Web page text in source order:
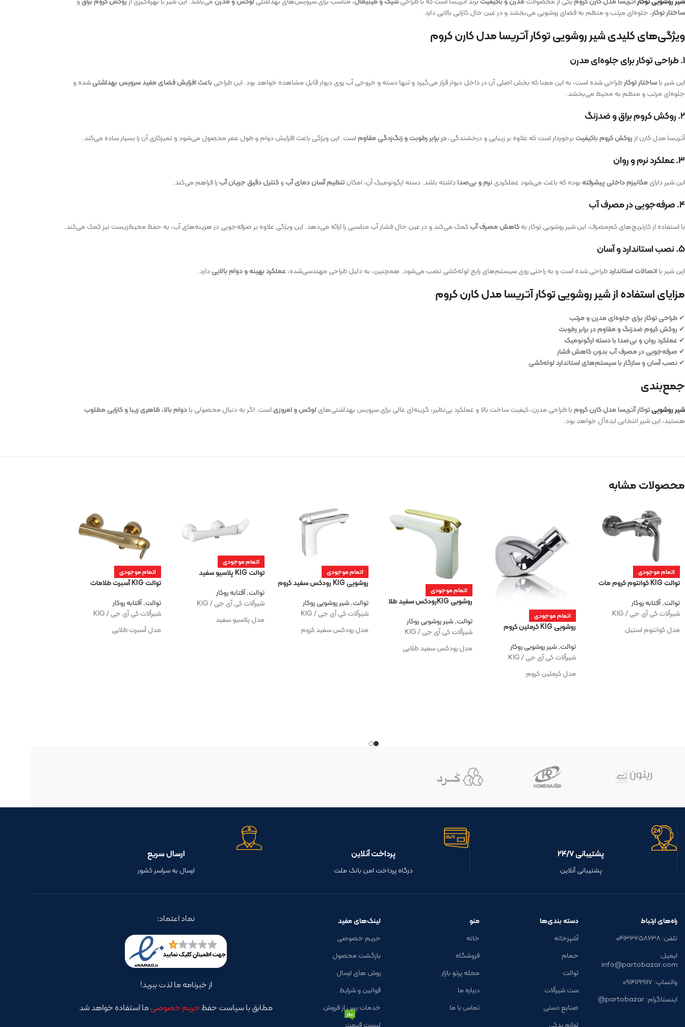
ساختار توکار، جلوه‌ای مرتب و منظم به فضای روشویی می‌بخشد و در عین حال کارایی بالایی دارد.
ویژگی‌های کلیدی شیر روشویی توکار آتریسا مدل کارن کروم
۱. طراحی توکار برای جلوه‌ای مدرن
این شیر باساختار توکارطراحی شده است، به این معنا که بخش اصلی آن در داخل دیوار قرار می‌گیرد و تنها دسته و خروجی آب روی دیوار قابل مشاهده خواهد بود. این طراحیباعث افزایش فضای مفید سرویس بهداشتیشده و
جلوه‌ای مرتب و منظم به محیط می‌بخشد.
۲. روکش کروم براق و ضدزنگ
آتریسا مدل کارن از روکش کروم باکیفیتبرخوردار است که علاوه بر زیبایی و درخشندگی،در برابر رطوبت و زنگ‌زدگی مقاوماست. این ویژگی باعث افزایش دوام و طول عمر محصول می‌شود و تمیزکاری آن را بسیار ساده می‌کند.
۳. عملکرد نرم و روان
این شیر دارایمکانیزم داخلی پیشرفتهبوده که باعث می‌شود عملکردینرم و بی‌صداداشته باشد. دسته ارگونومیک آن، امکانتنظیم آسان دمای آبوکنترل دقیق جریان آبرا فراهم می‌کند.
۴. صرفه‌جویی در مصرف آب
با استفاده از کارتریج‌های کم‌مصرف، این شیر روشویی توکار بهکاهش مصرف آبکمک می‌کند و در عین حال فشار آب مناسبی را ارائه می‌دهد. این ویژگی علاوه بر صرفه‌جویی در هزینه‌های آب، به حفظ محیط‌زیست نیز کمک می‌کند.
۵. نصب استاندارد و آسان
این شیر بااتصالات استانداردطراحی شده است و به راحتی روی سیستم‌های رایج لوله‌کشی نصب می‌شود. همچنین، به دلیل طراحی مهندسی‌شده، عملکرد بهینه و دوام بالاییدارد.
مزایای استفاده از شیر روشویی توکار آتریسا مدل کارن کروم
✔طراحی توکار برای جلوه‌ای مدرن و مرتب
✔ روکش کروم ضدزنگ و مقاوم در برابر رطوبت
✔ عملکرد روان و بی‌صدا با دسته ارگونومیک
✔ صرفه‌جویی در مصرف آب بدون کاهش فشار
✔نصب آسان و سازگار با سیستم‌های استاندارد لوله‌کشی
جمع‌بندی
شیر روشوییتوکار آتریسا مدل کارن کرومبا طراحی مدرن، کیفیت ساخت بالا و عملکرد بی‌نظیر، گزینه‌ای عالی برای سرویس بهداشتی‌های لوکس و امروزیاست. اگر به دنبال محصولی بادوام بالا، ظاهری زیبا و کارایی مطلوب
هستید، این شیر انتخابی ایده‌آل خواهد بود.
محصولات مشابه
اتمام موجودی
توالت KIG کوانتوم کروم مات
توالت,آفتابه روکار
شیرآلات کی آی جی / KIG
مدل کوانتوم استیل
اتمام موجودی
روشویی KIG کرملین کروم
توالت,شیر روشویی روکار
شیرآلات کی آی جی / KIG
مدل کرملین کروم
اتمام موجودی
روشویی KIGرودکس سفید طلا
توالت,شیر روشویی روکار
شیرآلات کی آی جی / KIG
مدل رودکس سفید طلایی
اتمام موجودی
روشویی KIG رودکس سفید کروم
توالت,شیر روشویی روکار
شیرآلات کی آی جی / KIG
مدل رودکس سفید کروم
اتمام موجودی
توالت KIG پلاسیو سفید
توالت,آفتابه روکار
شیرآلات کی آی جی / KIG
مدل پلاسیو سفید
اتمام موجودی
توالت KIG آسبرت طلامات
توالت,آفتابه روکار
شیرآلات کی آی جی / KIG
مدل آسبرت طلایی
پشتیبانی ۲۴/۷
پشتیبانی آنلاین
پرداخت آنلاین
درگاه پرداخت امن بانک ملت
ارسال سریع
ارسال به سراسر کشور
راه‌های ارتباط
تلفن: ۰۴۱۳۳۲۵۸۶۳۸
ایمیل:
info@partobazar.com
واتساپ: ۰۹۱۴۱۱۹۹۱۱۷
اینستاگرام: partobazar@
دسته بندی‌ها
آشپزخانه
حمام
توالت
ست شیرآلات
صنایع دستی
لوازم یدکی
منو
خانه
فروشگاه
مجله پرتو بازار
درباره ما
تماس با ما
لینک‌های مفید
حریم خصوصی
بازگشت محصول
روش های ارسال
قوانین و شرایط
خدمات پس از فروش
لیست قیمت
بروز
نماد اعتماد:
از خبرنامه ما لذت ببرید!
مطابق با سیاست حفظحریم خصوصیما استفاده خواهد شد